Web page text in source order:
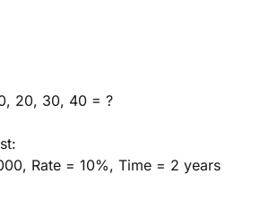
20, 30, 40 = ?
Rate = 10%, Time = 2 years